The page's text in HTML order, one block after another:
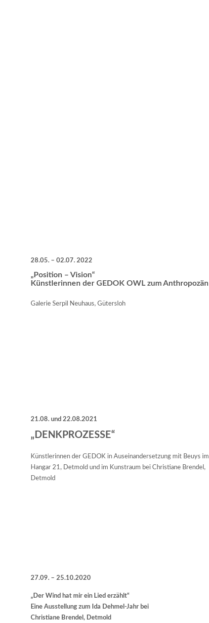
28.05. – 02.07. 2022
„Position – Vision“
Künstlerinnen der GEDOK OWL zum Anthropozän
Galerie Serpil Neuhaus, Gütersloh
21.08. und 22.08.2021
„DENKPROZESSE“
Künstlerinnen der GEDOK in Auseinandersetzung mit Beuys im
Hangar 21, Detmold und im Kunstraum bei Christiane Brendel,
Detmold
27.09. – 25.10.2020
„Der Wind hat mir ein Lied erzählt“
Eine Ausstellung zum Ida Dehmel-Jahr bei
Christiane Brendel, Detmold